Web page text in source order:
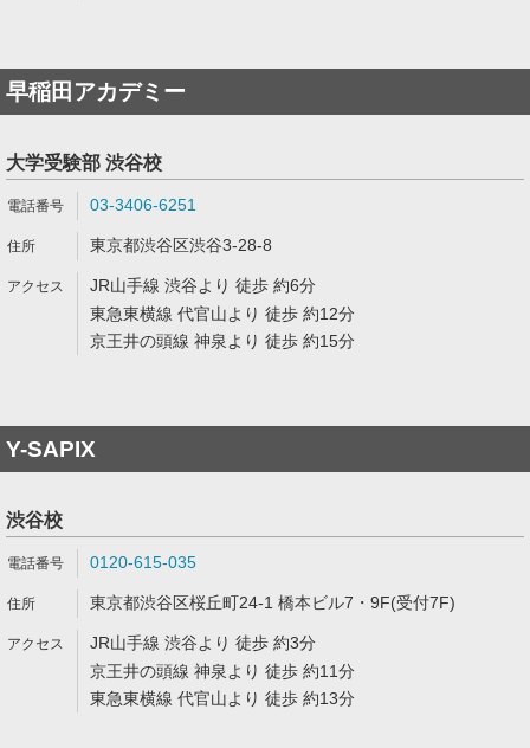
早稲田アカデミー
大学受験部 渋谷校
03-3406-6251
東京都渋谷区渋谷3-28-8
JR山手線 渋谷より 徒歩 約6分
東急東横線 代官山より 徒歩 約12分
京王井の頭線 神泉より 徒歩 約15分
Y-SAPIX
渋谷校
0120-615-035
東京都渋谷区桜丘町24-1 橋本ビル7・9F(受付7F)
JR山手線 渋谷より 徒歩 約3分
京王井の頭線 神泉より 徒歩 約11分
東急東横線 代官山より 徒歩 約13分